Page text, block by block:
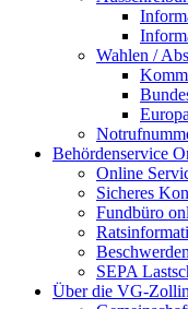
Wahlen /
Behördenservice
Online
Sicheres
Fundbüro
SEPA
Über die VG-